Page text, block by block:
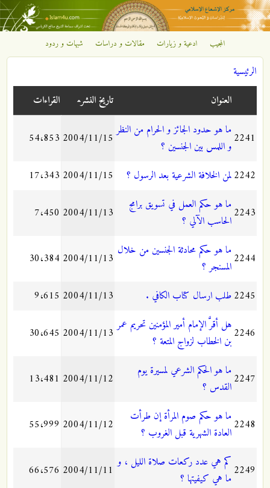
تجاوز إلى المحتوى الرئيسي
مركز
الإشعاع
الإسلامي
المجيب ادعية و زيارات مقالات و دراسات شبهات و ردود
أنت هنا
الرئيسية
العنوان
تاريخ النشر القراءات
2241ما هو حدود الجائز و الحرام من النظر
و اللمس بين الجنسين ؟
2004/11/15 54،853
2242لمن الخلافة الشرعية بعد الرسول ؟ 2004/11/15 17،343
2243ما هو حكم العمل في تسويق برامج
الحاسب الآلي ؟
2004/11/13 7،450
2244ما هو حكم محادثة الجنسين من خلال
المسنجر ؟
2004/11/13 30،384
2245طلب ارسال كتاب الكافي . 2004/11/13 9،615
2246هل أقرَّ الإمام أمير المؤمنين تحريم عمر
بن الخطاب لزواج المتعة ؟
2004/11/13 30،645
2247ما هو الحكم الشرعي لمسيرة يوم
القدس ؟
2004/11/12 13،481
2248ما هو حكم صوم المرأة إن طرأت
العادة الشهرية قبل الغروب ؟
2004/11/12 55،999
2249 كم هي عدد ركعات صلاة الليل ، و
ما هي كيفيتها ؟
2004/11/11 66،576